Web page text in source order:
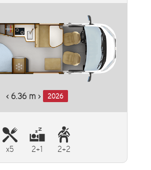
‹ 6.36 m › 2026
Plus d'informations
x5 2+1 2+2